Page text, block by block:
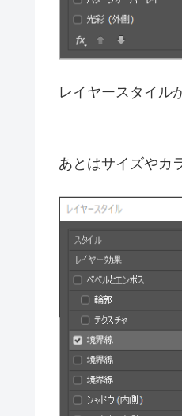
レイヤースタイル
あとはサイズやカ